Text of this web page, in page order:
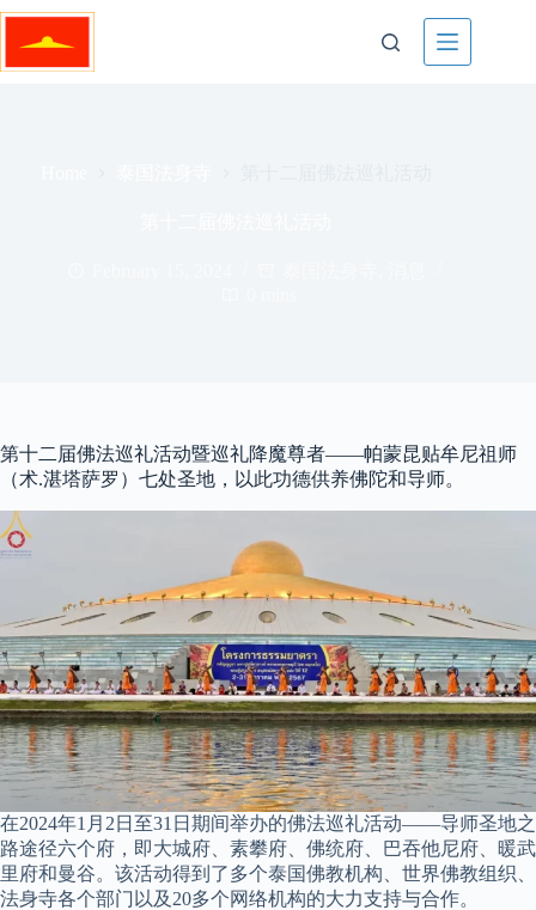
Skip
content
第十二届佛法巡礼活动暨巡礼降魔尊者——帕蒙昆贴牟尼祖师
（术.湛塔萨罗）七处圣地，以此功德供养佛陀和导师。
在2024年1月2日至31日期间举办的佛法巡礼活动——导师圣地之
路途径六个府，即大城府、素攀府、佛统府、巴吞他尼府、暖武
里府和曼谷。该活动得到了多个泰国佛教机构、世界佛教组织、
法身寺各个部门以及20多个网络机构的大力支持与合作。